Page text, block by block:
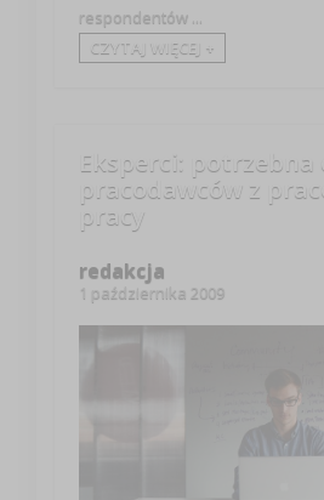
respondentów ...
CZYTAJ WIĘCEJ +
Eksperci: potrzebna
pracodawców z
pracy
redakcja
1 października 2009